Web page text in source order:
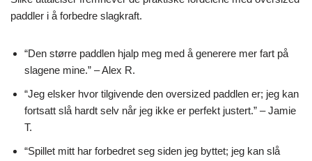
paddler i å forbedre slagkraft.
“Den større paddlen hjalp meg med å generere mer fart på
slagene mine.” – Alex R.
“Jeg elsker hvor tilgivende den oversized paddlen er; jeg kan
fortsatt slå hardt selv når jeg ikke er perfekt justert.” – Jamie
T.
“Spillet mitt har forbedret seg siden jeg byttet; jeg kan slå